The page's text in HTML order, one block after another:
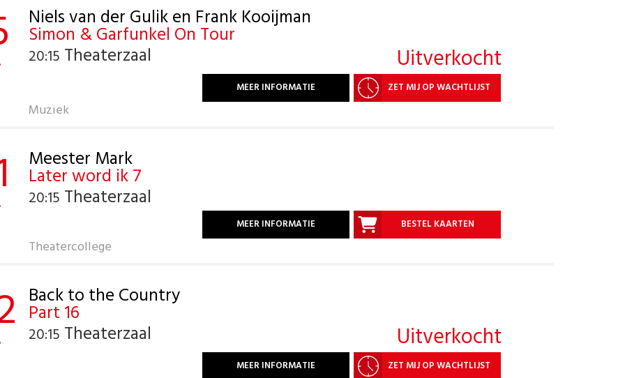
Niels van der Gulik en Frank Kooijman
Simon & Garfunkel On Tour
20:15 Theaterzaal Uitverkocht
Muziek
MEER INFORMATIE ZET MIJ OP WACHTLIJST
Meester Mark
Later word ik 7
20:15 Theaterzaal
Theatercollege
MEER INFORMATIE BESTEL KAARTEN
Back to the Country
Part 16
20:15 Theaterzaal Uitverkocht
MEER INFORMATIE ZET MIJ OP WACHTLIJST